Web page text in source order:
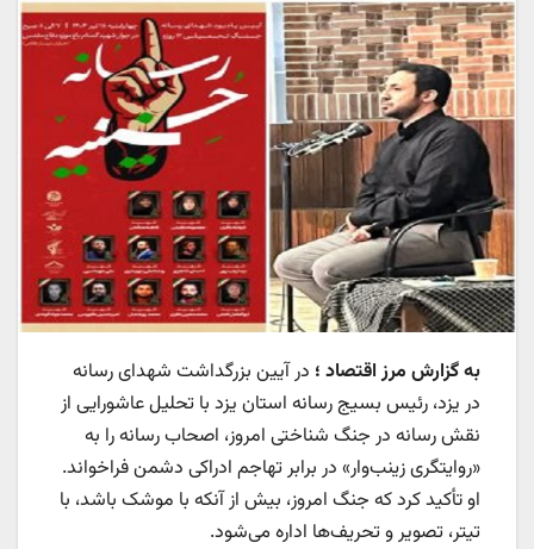
به گزارش مرز اقتصاد ؛ در آیین بزرگداشت شهدای رسانه
در یزد، رئیس بسیج رسانه استان یزد با تحلیل عاشورایی از
نقش رسانه در جنگ شناختی امروز، اصحاب رسانه را به
«روایتگری زینب‌وار» در برابر تهاجم ادراکی دشمن فراخواند.
او تأکید کرد که جنگ امروز، بیش از آنکه با موشک باشد، با
تیتر، تصویر و تحریف‌ها اداره می‌شود.